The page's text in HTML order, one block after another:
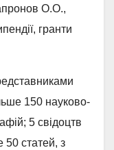
О.О.,
гранти
150 науково-
5 свідоцтв
50 статей, з